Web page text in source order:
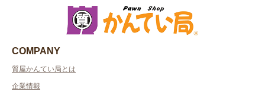
COMPANY
質屋かんてい局とは
企業情報